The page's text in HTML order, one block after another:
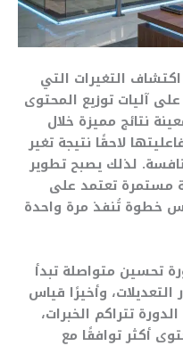
التغيرات التي
آليات توزيع المحتوى
نتائج مميزة خلال
لاحقًا نتيجة تغير
لذلك يصبح تطوير
مستمرة تعتمد على
خطوة تُنفذ مرة واحدة
تحسين متواصلة تبدأ
التعديلات، وأخيرًا قياس
تتراكم الخبرات،
أكثر توافقًا مع